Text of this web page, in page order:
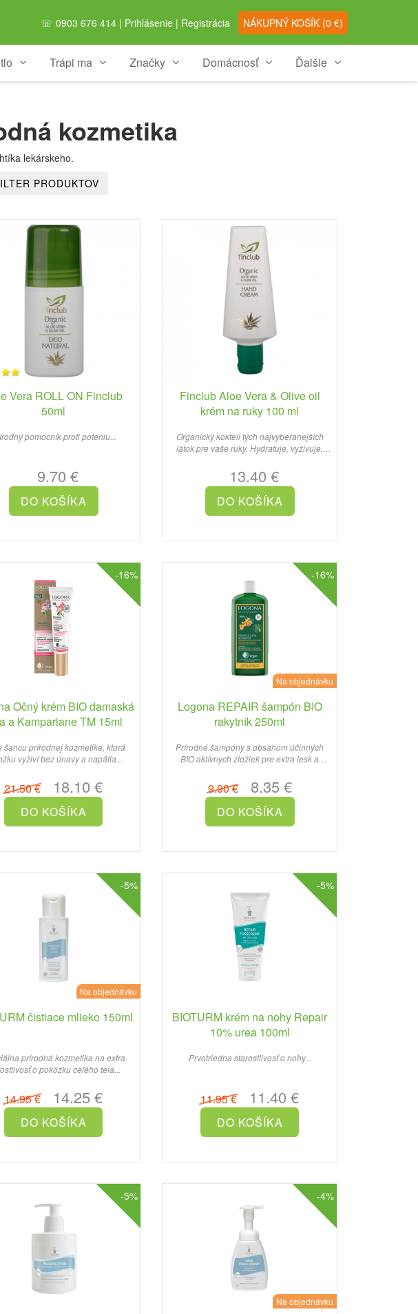
☏ 0903 676 414 | Prihlásenie | Registrácia NÁKUPNÝ KOŠÍK (0 €)
Trápi ma Značky Domácnosť Ďalšie
kozmetika
lekárskeho.
Vera ROLL ON Finclub
50ml
pomocník proti poteniu...
9.70 €
Finclub Aloe Vera & Olive oil
krém na ruky 100 ml
Organický kokteil tých najvyberanejších
látok pre vaše ruky. Hydratuje, vyživuje,
13.40 €
-16%
Očný krém BIO damaská
a Kampariane TM 15ml
šancu prírodnej kozmetike, ktorá
vyživí bez únavy a napätia...
21.50 €18.10 €
-16%
Na objednávku
Logona REPAIR šampón BIO
rakytník 250ml
Prírodné šampóny s obsahom účinných
BIO aktívnych zložiek pre extra lesk a
9.90 €8.35 €
-5%
Na objednávku
čistiace mlieko 150ml
prírodná kozmetika na extra
o pokožku celého tela...
14.95 €14.25 €
-5%
BIOTURM krém na nohy Repair
10% urea 100ml
Prvotriedna starostlivosť o nohy...
11.95 €11.40 €
-5% -4%
Na objednávku